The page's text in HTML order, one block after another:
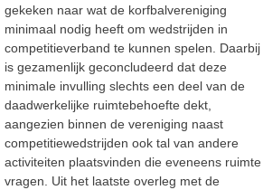
gekeken naar wat de korfbalvereniging
minimaal nodig heeft om wedstrijden in
competitieverband te kunnen spelen. Daarbij
is gezamenlijk geconcludeerd dat deze
minimale invulling slechts een deel van de
daadwerkelijke ruimtebehoefte dekt,
aangezien binnen de vereniging naast
competitiewedstrijden ook tal van andere
activiteiten plaatsvinden die eveneens ruimte
vragen. Uit het laatste overleg met de